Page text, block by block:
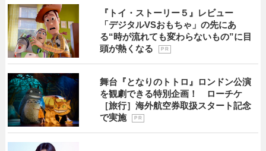
『トイ・ストーリー５』レビュー
「デジタルVSおもちゃ」の先にあ
る“時が流れても変わらないもの”に目
頭が熱くなる
P R
舞台『となりのトトロ』ロンドン公演
を観劇できる特別企画！ ローチケ
［旅行］海外航空券取扱スタート記念
で実施
P R